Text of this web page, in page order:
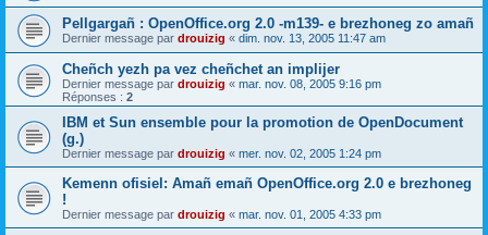
Pellgargañ : OpenOffice.org 2.0 -m139- e brezhoneg zo amañ
Dernier message par drouizig « dim. nov. 13, 2005 11:47 am
Cheñch yezh pa vez cheñchet an implijer
Dernier message par drouizig « mar. nov. 08, 2005 9:16 pm
Réponses : 2
IBM et Sun ensemble pour la promotion de OpenDocument
(g.)
Dernier message par drouizig « mer. nov. 02, 2005 1:24 pm
Kemenn ofisiel: Amañ emañ OpenOffice.org 2.0 e brezhoneg
!
Dernier message par drouizig « mar. nov. 01, 2005 4:33 pm